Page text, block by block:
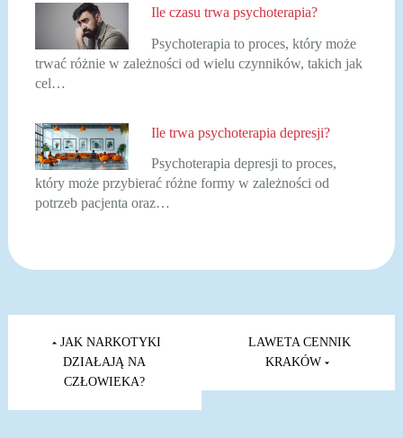
Ile czasu trwa psychoterapia?
Psychoterapia to proces, który może
trwać różnie w zależności od wielu czynników, takich jak
cel…
Ile trwa psychoterapia depresji?
Psychoterapia depresji to proces,
który może przybierać różne formy w zależności od
potrzeb pacjenta oraz…
Nawigacja
wpisu
JAK NARKOTYKI
DZIAŁAJĄ NA
CZŁOWIEKA?
LAWETA CENNIK
KRAKÓW